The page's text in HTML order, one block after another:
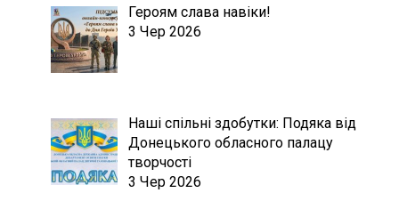
Героям слава навіки!
3 Чер 2026
Наші спільні здобутки: Подяка від
Донецького обласного палацу
творчості
3 Чер 2026